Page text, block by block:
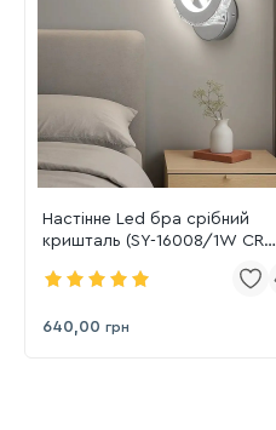
Настінне Led бра срібний
кришталь (SY-16008/1W CR
640,00 грн